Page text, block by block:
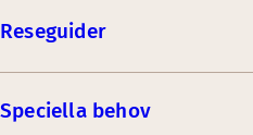
Reseguider
Speciella behov